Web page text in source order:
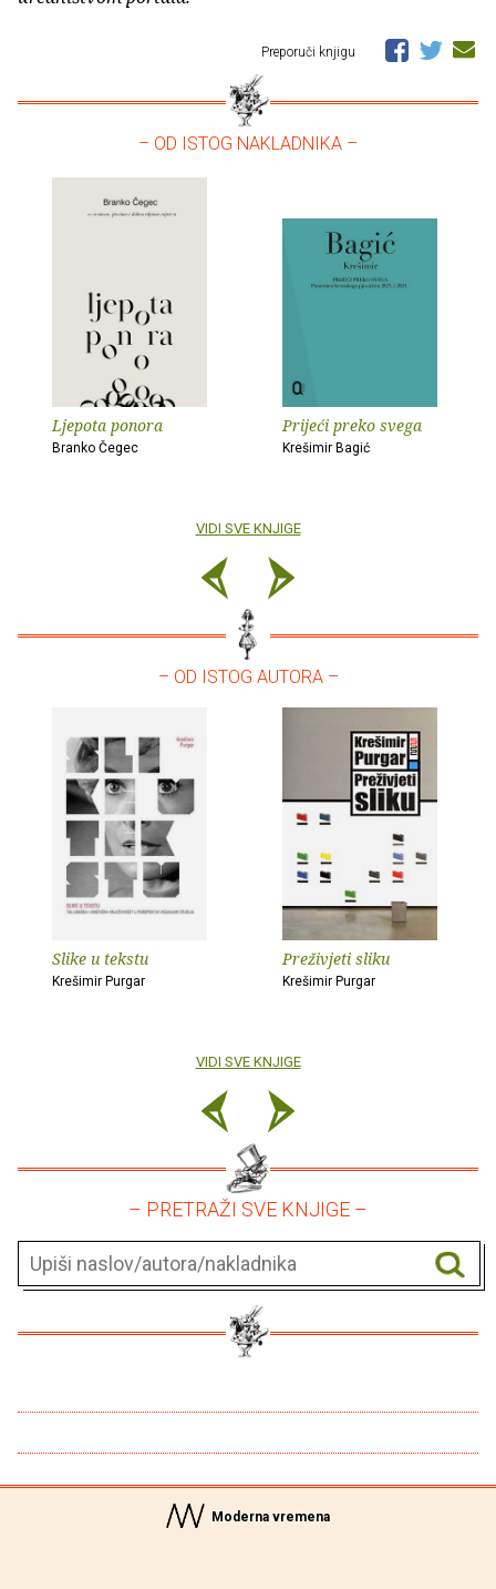
Preporuči knjigu
– OD ISTOG NAKLADNIKA –
Ljepota ponora
Branko Čegec
Prijeći preko svega
Krešimir Bagić
VIDI SVE KNJIGE
– OD ISTOG AUTORA –
Slike u tekstu
Krešimir Purgar
Preživjeti sliku
Krešimir Purgar
VIDI SVE KNJIGE
– PRETRAŽI SVE KNJIGE –
Moderna vremena